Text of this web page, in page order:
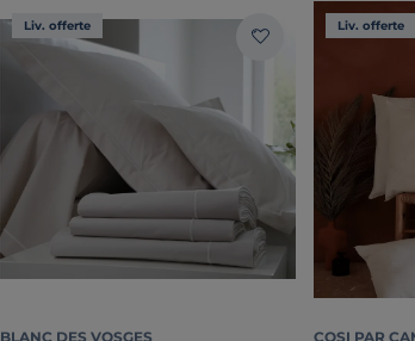
Liv. offerte
BLANC DES VOSGES
Liv. offerte
COSI PAR